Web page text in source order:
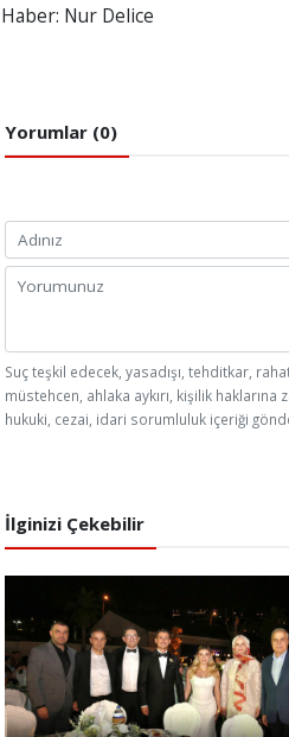
Haber: Nur Delice
Yorumlar (0)
Suç teşkil edecek, yasadışı, tehditkar,
müstehcen, ahlaka aykırı, kişilik
hukuki, cezai, idari sorumluluk içeriği
İlginizi Çekebilir